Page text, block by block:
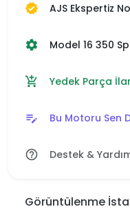
verified AJS Ekspertiz
settings Model 16 350
add_shopping_cart Yedek Parça
edit_note Bu Motoru Sen
help_outline Destek &
Görüntülenme